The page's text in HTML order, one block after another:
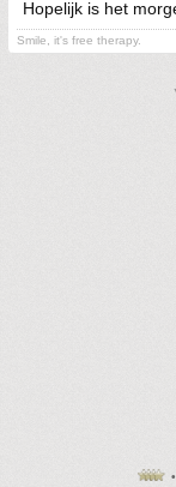
Hopelijk is het
Smile, it's free therapy.